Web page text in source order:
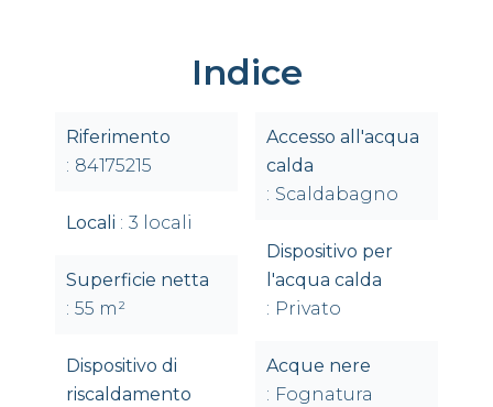
Indice
Riferimento
84175215
Locali 3 locali
Superficie netta
55 m²
Dispositivo di
riscaldamento
Accesso all'acqua
calda
Scaldabagno
Dispositivo per
l'acqua calda
Privato
Acque nere
Fognatura